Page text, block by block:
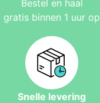
Bestel en haal
gratis binnen 1 uur op
Snelle levering